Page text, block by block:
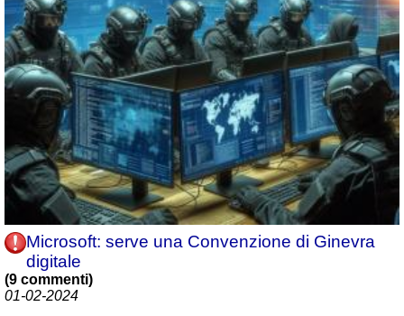
Microsoft: serve una Convenzione di Ginevra
digitale
(9 commenti)
01-02-2024